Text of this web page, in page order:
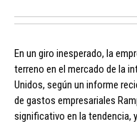
En un giro inesperado, la
terreno en el mercado de la
Unidos, según un informe
de gastos empresariales
significativo en la tendencia,